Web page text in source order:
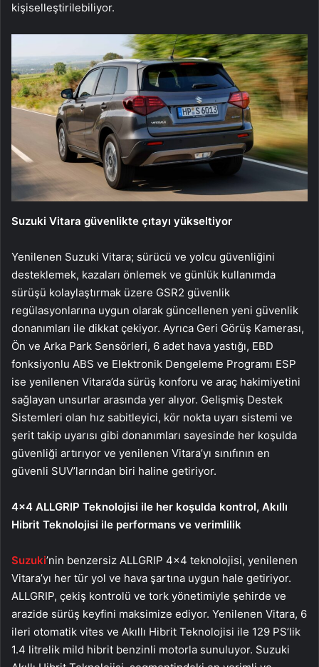
kişiselleştirilebiliyor.
Suzuki Vitara güvenlikte çıtayı yükseltiyor
Yenilenen Suzuki Vitara; sürücü ve yolcu güvenliğini
desteklemek, kazaları önlemek ve günlük kullanımda
sürüşü kolaylaştırmak üzere GSR2 güvenlik
regülasyonlarına uygun olarak güncellenen yeni güvenlik
donanımları ile dikkat çekiyor. Ayrıca Geri Görüş Kamerası,
Ön ve Arka Park Sensörleri, 6 adet hava yastığı, EBD
fonksiyonlu ABS ve Elektronik Dengeleme Programı ESP
ise yenilenen Vitara’da sürüş konforu ve araç hakimiyetini
sağlayan unsurlar arasında yer alıyor. Gelişmiş Destek
Sistemleri olan hız sabitleyici, kör nokta uyarı sistemi ve
şerit takip uyarısı gibi donanımları sayesinde her koşulda
güvenliği artırıyor ve yenilenen Vitara’yı sınıfının en
güvenli SUV’larından biri haline getiriyor.
4×4 ALLGRIP Teknolojisi ile her koşulda kontrol, Akıllı
Hibrit Teknolojisi ile performans ve verimlilik
Suzuki’nin benzersiz ALLGRIP 4×4 teknolojisi, yenilenen
Vitara’yı her tür yol ve hava şartına uygun hale getiriyor.
ALLGRIP, çekiş kontrolü ve tork yönetimiyle şehirde ve
arazide sürüş keyfini maksimize ediyor. Yenilenen Vitara, 6
ileri otomatik vites ve Akıllı Hibrit Teknolojisi ile 129 PS’lik
1.4 litrelik mild hibrit benzinli motorla sunuluyor. Suzuki